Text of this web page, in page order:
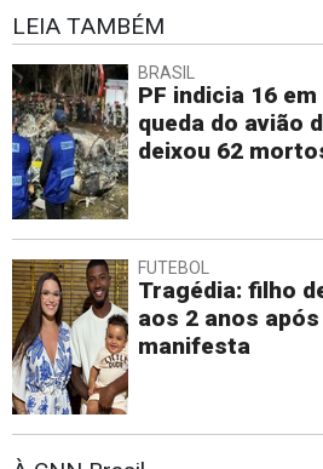
LEIA TAMBÉM
BRASIL
PF indicia 16
queda do avião
deixou 62
FUTEBOL
Tragédia: filho
aos 2 anos
manifesta